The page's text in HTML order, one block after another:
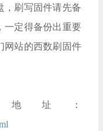
，刷写固件请先备
一定得备份出重要
网站的西数刷固件
址：